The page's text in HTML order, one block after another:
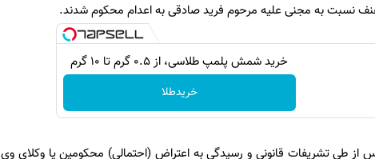
عنف نسبت به مجنی علیه مرحوم فرید صادقی به اعدام محکوم شدند.
خرید شمش پلمپ طلاسی، از ۰.۵ گرم تا ۱۰ گرم
خریدطلا
طی تشریفات قانونی و رسیدگی به اعتراض (احتمالی) محکومین یا وکلای وی